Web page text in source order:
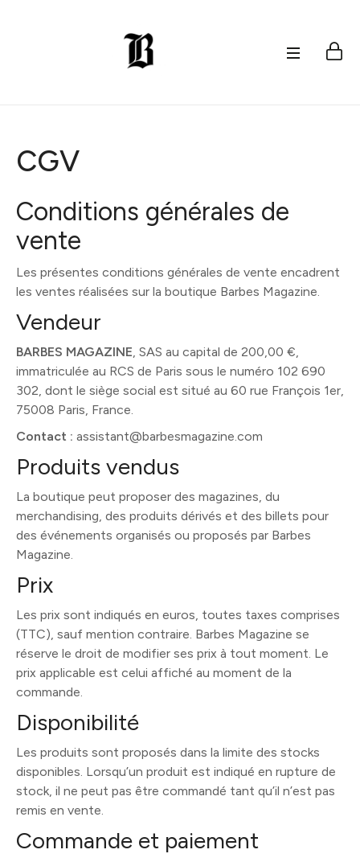
CGV
Conditions générales de
vente
Les présentes conditions générales de vente encadrent
les ventes réalisées sur la boutique Barbes Magazine.
Vendeur
BARBES MAGAZINE, SAS au capital de 200,00 €,
immatriculée au RCS de Paris sous le numéro 102 690
302, dont le siège social est situé au 60 rue François 1er,
75008 Paris, France.
Contact : assistant@barbesmagazine.com
Produits vendus
La boutique peut proposer des magazines, du
merchandising, des produits dérivés et des billets pour
des événements organisés ou proposés par Barbes
Magazine.
Prix
Les prix sont indiqués en euros, toutes taxes comprises
(TTC), sauf mention contraire. Barbes Magazine se
réserve le droit de modifier ses prix à tout moment. Le
prix applicable est celui affiché au moment de la
commande.
Disponibilité
Les produits sont proposés dans la limite des stocks
disponibles. Lorsqu’un produit est indiqué en rupture de
stock, il ne peut pas être commandé tant qu’il n’est pas
remis en vente.
Commande et paiement